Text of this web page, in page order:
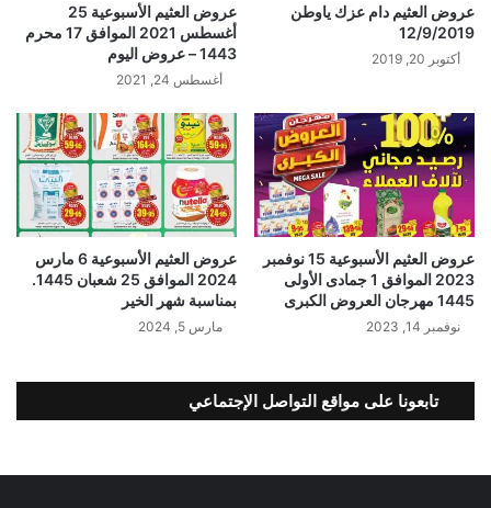
عروض العثيم دام عزك ياوطن
12/9/2019
أكتوبر 20, 2019
عروض العثيم الأسبوعية 25
أغسطس 2021 الموافق 17 محرم
1443 – عروض اليوم
أغسطس 24, 2021
عروض العثيم الأسبوعية 15 نوفمبر
2023 الموافق 1 جمادى الأولى
1445 مهرجان العروض الكبرى
نوفمبر 14, 2023
عروض العثيم الأسبوعية 6 مارس
2024 الموافق 25 شعبان 1445.
بمناسبة شهر الخير
مارس 5, 2024
تابعونا على مواقع التواصل الإجتماعي